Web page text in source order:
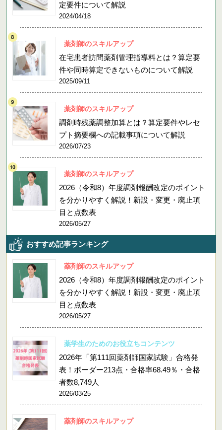
定要件について解説
2024/04/18
薬剤師のスキルアップ
在宅患者訪問薬剤管理指導料とは？算定要
件や同時算定できないものについて解説
2025/09/11
薬剤師のスキルアップ
調剤時残薬調整加算とは？算定要件やレセ
プト摘要欄への記載事項について解説
2026/07/23
薬剤師のスキルアップ
2026（令和8）年度調剤報酬改定のポイント
を分かりやすく解説！新設・変更・廃止項
目と点数表
2026/05/27
おすすめ記事ランキング
薬剤師のスキルアップ
2026（令和8）年度調剤報酬改定のポイント
を分かりやすく解説！新設・変更・廃止項
目と点数表
2026/05/27
薬学生のためのお役立ちコンテンツ
2026年「第111回薬剤師国家試験」合格発
表！ボーダー213点・合格率68.49％・合格
者数8,749人
2026/03/25
薬剤師のスキルアップ